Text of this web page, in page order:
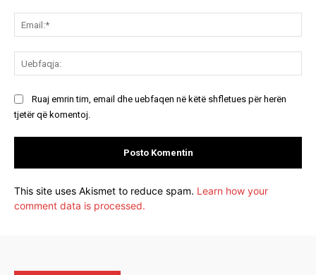
Ruaj emrin tim, email dhe uebfaqen në këtë shfletues për herën
tjetër që komentoj.
This site uses Akismet to reduce spam. Learn how your
comment data is processed.